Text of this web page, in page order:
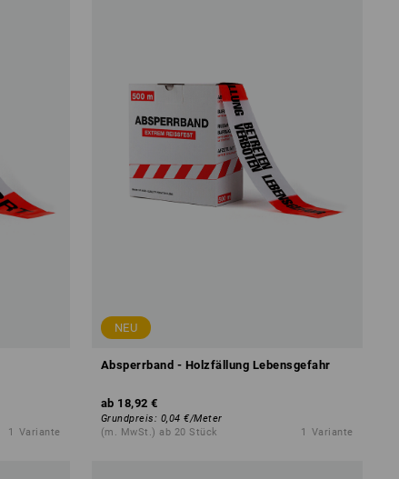
1 Variante
NEU
Absperrband - Holzfällung Lebensgefahr
ab 18,92 €
Grundpreis: 0,04 €/Meter
(m. MwSt.) ab 20 Stück
1 Variante